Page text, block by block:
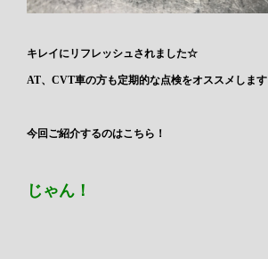
キレイにリフレッシュされました☆
AT、CVT車の方も定期的な点検をオススメします
今回ご紹介するのはこちら！
じゃん！